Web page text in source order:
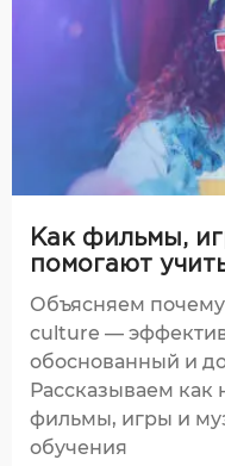
Как фильмы,
помогают
Объясняем
culture —
обоснованный и
Рассказываем как
фильмы, игры и
обучения